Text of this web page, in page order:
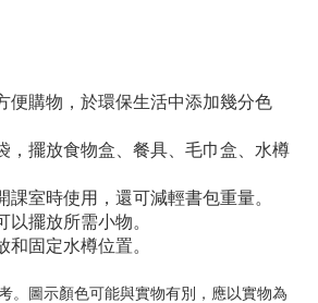
便購物，於環保生活中添加幾分色
，擺放食物盒、餐具、毛巾盒、水樽
課室時使用，還可減輕書包重量。
以擺放所需小物。
和固定水樽位置。
。圖示顏色可能與實物有別，應以實物為